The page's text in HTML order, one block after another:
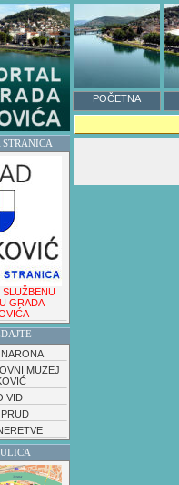
POČETNA
STRANICA
GRADA
MUZEJ
VID
ULICA